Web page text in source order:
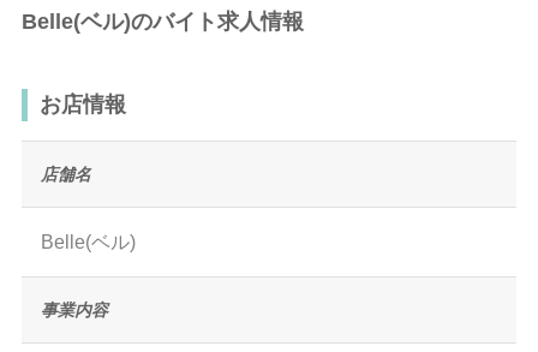
Belle(ベル)のバイト求人情報
お店情報
店舗名
Belle(ベル)
事業内容